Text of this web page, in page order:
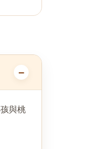
與桃